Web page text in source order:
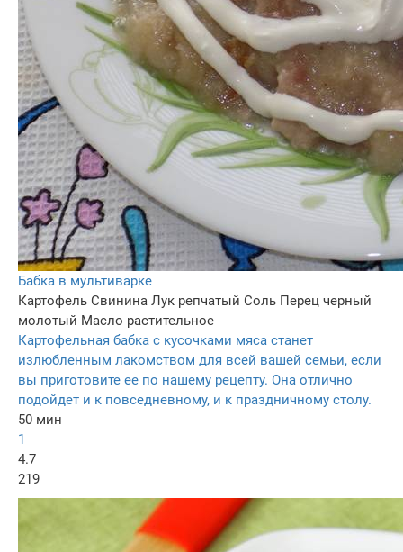
Бабка в мультиварке
Картофель Свинина Лук репчатый Соль Перец черный
молотый Масло растительное
Картофельная бабка с кусочками мяса станет
излюбленным лакомством для всей вашей семьи, если
вы приготовите ее по нашему рецепту. Она отлично
подойдет и к повседневному, и к праздничному столу.
50 мин
1
4.7
219